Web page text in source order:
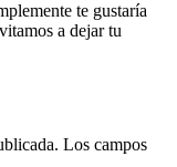
te gustaría
a dejar tu
Los campos